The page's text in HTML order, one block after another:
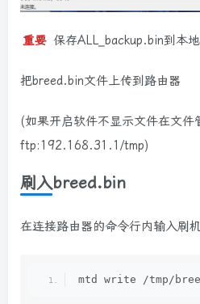
重要 保存ALL_backup.bin到本
把breed.bin文件上传到路由器
(如果开启软件不显示文件在文件
ftp:192.168.31.1/tmp)
刷入breed.bin
在连接路由器的命令行内输入刷
mtd write /tmp/